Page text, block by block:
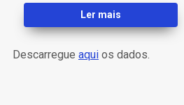
Ler mais
Descarregue aqui os dados.